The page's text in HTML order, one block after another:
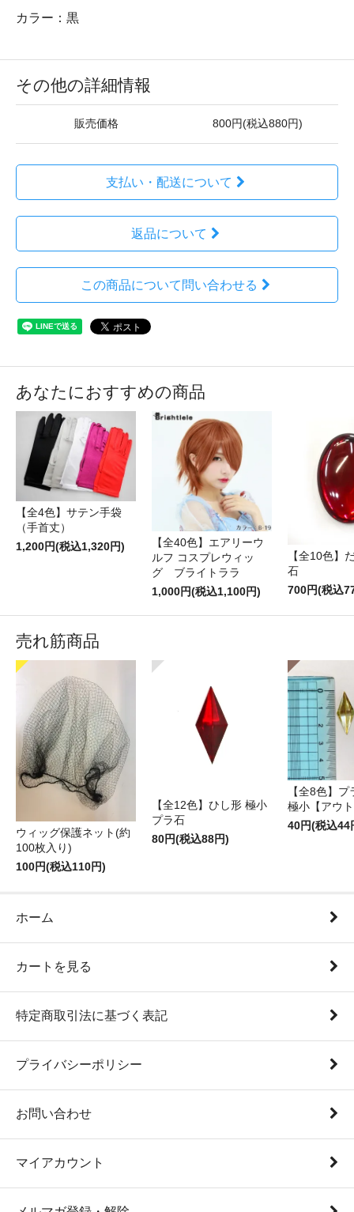
カラー：黒
その他の詳細情報
販売価格 800円(税込880円)
支払い・配送について
返品について
この商品について問い合わせる
あなたにおすすめの商品
【全4色】サテン手袋
（手首丈）
1,200円(税込1,320円)
【全40色】エアリーウ
ルフ コスプレウィッ
グ ブライトララ
1,000円(税込1,100円)
【全10色】
石
700円(税込
売れ筋商品
ウィッグ保護ネット(約
100枚入り)
100円(税込110円)
【全12色】ひし形 極小
プラ石
80円(税込88円)
【全8色】
極小【アウ
40円(税込44
ホーム
カートを見る
特定商取引法に基づく表記
プライバシーポリシー
お問い合わせ
マイアカウント